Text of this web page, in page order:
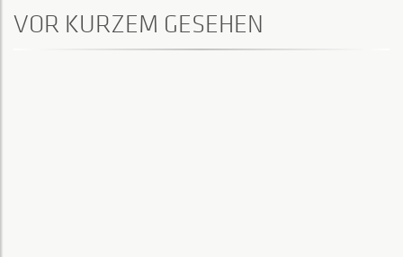
VOR KURZEM GESEHEN